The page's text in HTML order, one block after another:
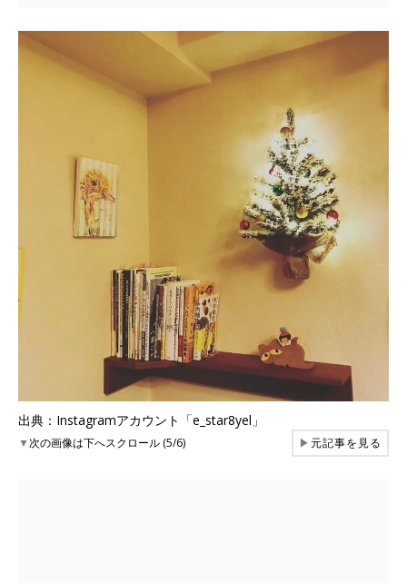
出典：Instagramアカウント「e_star8yel」
▼次の画像は下へスクロール (5/6) ▶元記事を見る